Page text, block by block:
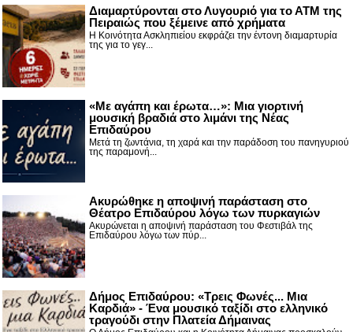
Διαμαρτύρονται στο Λυγουριό για το ΑΤΜ της
Πειραιώς που ξέμεινε από χρήματα
Η Κοινότητα Ασκληπιείου εκφράζει την έντονη διαμαρτυρία
της για το γεγ...
«Με αγάπη και έρωτα…»: Μια γιορτινή
μουσική βραδιά στο λιμάνι της Νέας
Επιδαύρου
Μετά τη ζωντάνια, τη χαρά και την παράδοση του πανηγυριού
της παραμονή...
Ακυρώθηκε η αποψινή παράσταση στο
Θέατρο Επιδαύρου λόγω των πυρκαγιών
Ακυρώνεται η αποψινή παράσταση του Φεστιβάλ της
Επιδαύρου λόγω των πύρ...
Δήμος Επιδαύρου: «Τρεις Φωνές... Μια
Καρδιά» - Ένα μουσικό ταξίδι στο ελληνικό
τραγούδι στην Πλατεία Δήμαινας